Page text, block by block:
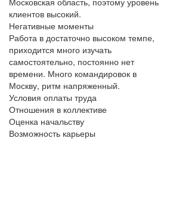
клиентов высокий.
Негативные моменты
Работа в достаточно высоком темпе,
приходится много изучать
самостоятельно, постоянно нет
времени. Много командировок в
Москву, ритм напряженный.
Условия оплаты труда
Отношения в коллективе
Оценка начальству
Возможность карьеры